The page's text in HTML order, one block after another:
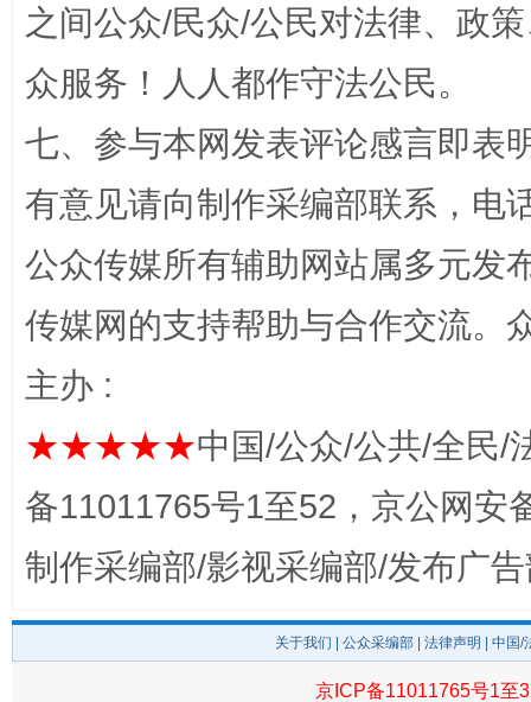
千年窑火 生生不息 一
揭开“小金库”的免责幌子
之间公众/民众/公民对法律、政
众服务！人人都作守法公民。
七、参与本网发表评论感言即表
有意见请向制作采编部联系，电
公众传媒所有辅助网站属多元发
传媒网的支持帮助与合作交流。
主办 :
★★★★★中国/公众/公共/全民/
备11011765号1至52，京公网安
制作采编部/影视采编部/发布广
关于我们 公众采编部 法律声明 | 中国
京ICP备11011765号1至